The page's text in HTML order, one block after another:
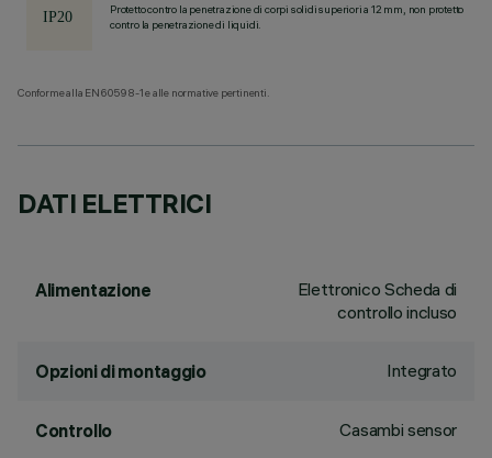
Protetto contro la penetrazione di corpi solidi superiori a 12 mm, non protetto
contro la penetrazione di liquidi.
Conforme alla EN60598-1 e alle normative pertinenti.
DATI ELETTRICI
Alimentazione
Elettronico Scheda di
controllo incluso
Opzioni di montaggio Integrato
Controllo Casambi sensor